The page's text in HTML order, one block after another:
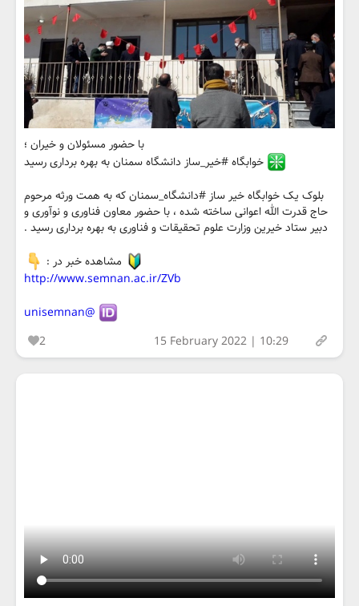
با حضور مسئولان و خیران ؛
خوابگاه #خیر_ساز دانشگاه سمنان به بهره برداری رسید
بلوک یک خوابگاه خیر ساز #دانشگاه_سمنان که به همت ورثه مرحوم
حاج قدرت الله اعوانی ساخته شده ، با حضور معاون فناوری و نوآوری و
دبیر ستاد خیرین وزارت علوم تحقیقات و فناوری به بهره برداری رسید .
مشاهده خبر در :
http://www.semnan.ac.ir/ZVb
@unisemnan
2
15 February 2022 | 10:29